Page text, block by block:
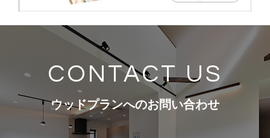
CONTACT US
ウッドプランへのお問い合わせ